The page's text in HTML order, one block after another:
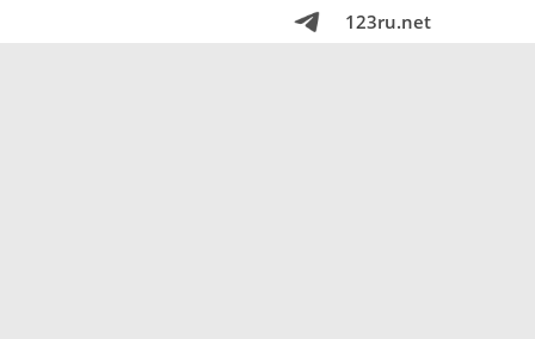
123ru.net